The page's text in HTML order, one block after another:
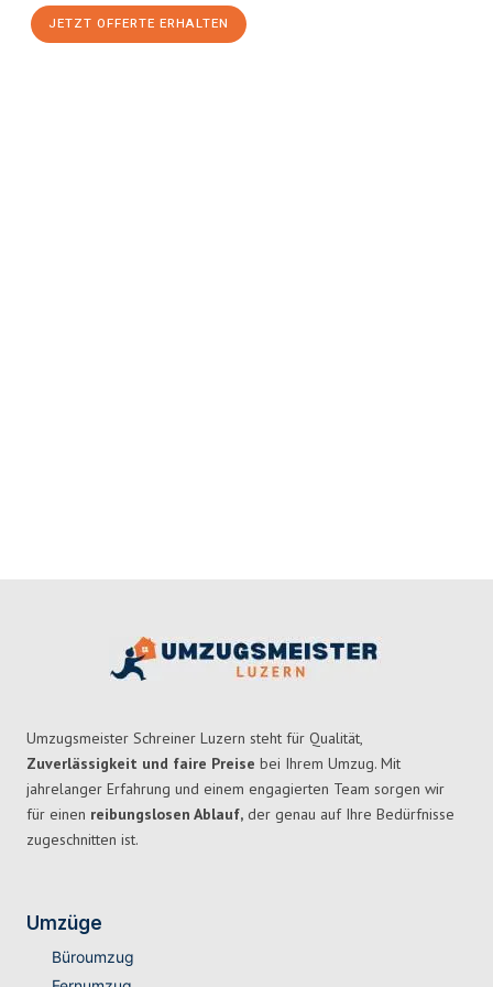
JETZT OFFERTE ERHALTEN
Umzugsmeister Schreiner Luzern steht für Qualität,
Zuverlässigkeit und faire Preise bei Ihrem Umzug. Mit
jahrelanger Erfahrung und einem engagierten Team sorgen wir
für einen reibungslosen Ablauf, der genau auf Ihre Bedürfnisse
zugeschnitten ist.
Umzüge
Büroumzug